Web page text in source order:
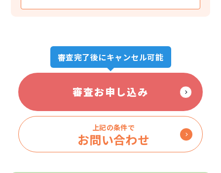
審査完了後にキャンセル可能
審査お申し込み
上記の条件で
お問い合わせ